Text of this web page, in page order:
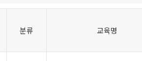
분류 교육명